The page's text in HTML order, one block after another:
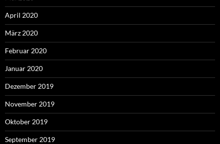
April 2020
März 2020
Februar 2020
Januar 2020
Dezember 2019
November 2019
Oktober 2019
September 2019